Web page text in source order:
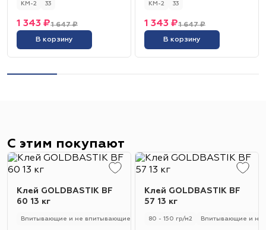
КМ-2 33
1 647 ₽
1 343 ₽
В корзину
КМ-2 33
1 647 ₽
1 343 ₽
В корзину
С этим покупают
Клей GOLDBASTIK BF
60 13 кг
Впитывающие и не впитывающие 250 - 280 гр/м2 Универсальный
Клей GOLDBASTIK BF
57 13 кг
80 - 150 гр/м2 Впитывающие и не